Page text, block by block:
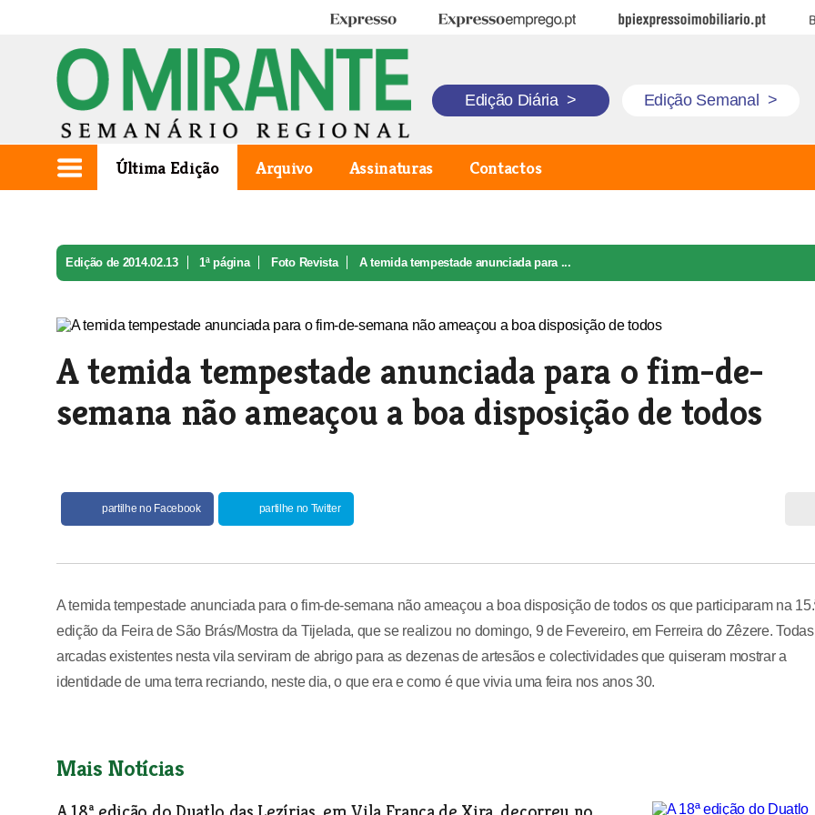
Expresso Expresso Emprego BPI Expresso Imobiliário
Edição Diária > Edição Semanal >
Última Edição Arquivo Assinaturas Contactos
Edição de 2014.02.13 1ª página Foto Revista A temida tempestade anunciada para ...
A temida tempestade anunciada para o fim-de-
semana não ameaçou a boa disposição de todos
partilhe no Facebook partilhe no Twitter
A temida tempestade anunciada para o fim-de-semana não ameaçou a boa disposição de todos os que participaram na
edição da Feira de São Brás/Mostra da Tijelada, que se realizou no domingo, 9 de Fevereiro, em Ferreira do Zêzere.
arcadas existentes nesta vila serviram de abrigo para as dezenas de artesãos e colectividades que quiseram mostrar a
identidade de uma terra recriando, neste dia, o que era e como é que vivia uma feira nos anos 30.
Mais Notícias